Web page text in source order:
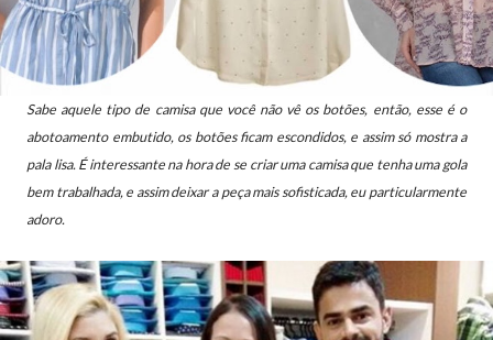
Sabe aquele tipo de camisa que você não vê os botões, então, esse é o
abotoamento embutido, os botões ficam escondidos, e assim só mostra a
pala lisa. É interessante na hora de se criar uma camisa que tenha uma gola
bem trabalhada, e assim deixar a peça mais sofisticada, eu particularmente
adoro.